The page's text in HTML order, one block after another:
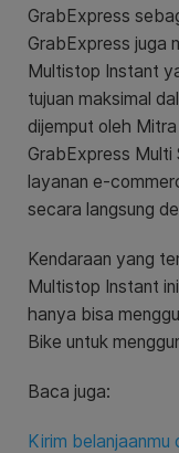
GrabExpress
GrabExpress juga
Multistop Instant
tujuan maksimal
dijemput oleh
GrabExpress
layanan e-
secara langsung
Kendaraan yang
Multistop Instant
hanya bisa
Bike untuk
Baca juga:
Kirim belanjaanmu